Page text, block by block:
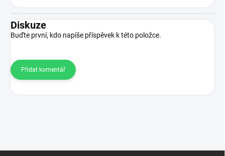
Diskuze
Buďte první, kdo napíše příspěvek k této položce.
Přidat komentář